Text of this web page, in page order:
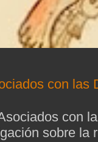
con las
con
sobre la